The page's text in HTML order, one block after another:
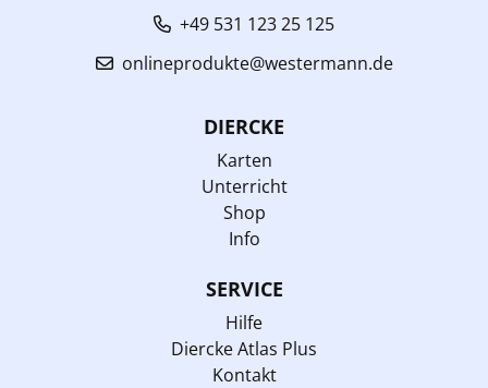
+49 531 123 25 125
onlineprodukte@westermann.de
DIERCKE
Karten
Unterricht
Shop
Info
SERVICE
Hilfe
Diercke Atlas Plus
Kontakt